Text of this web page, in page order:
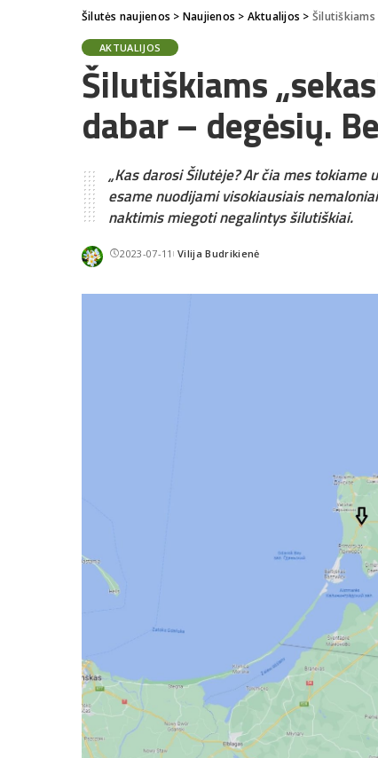
Šilutės naujienos > Naujienos > Aktualijos > Šilutiškiams
AKTUALIJOS
Šilutiškiams
dabar – degėsių.
„Kas darosi Šilutėje? Ar čia mes
esame nuodijami visokiausiais
naktimis miegoti negalintys šilutiškiai.
2023-07-11 Posted
Vilija Budrikienė